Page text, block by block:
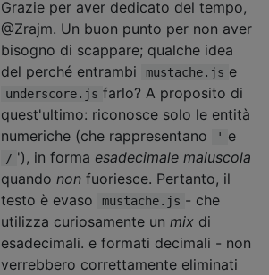
Grazie per aver dedicato del tempo,
@Zrajm. Un buon punto per non aver
bisogno di scappare; qualche idea
del perché entrambi
mustache.js e
underscore.js farlo? A proposito di
quest'ultimo: riconosce solo le entità
numeriche (che rappresentano
' e
/ '), in forma esadecimale maiuscola
quando non fuoriesce. Pertanto, il
testo è evaso
mustache.js - che
utilizza curiosamente un mix di
esadecimali. e formati decimali - non
verrebbero correttamente eliminati